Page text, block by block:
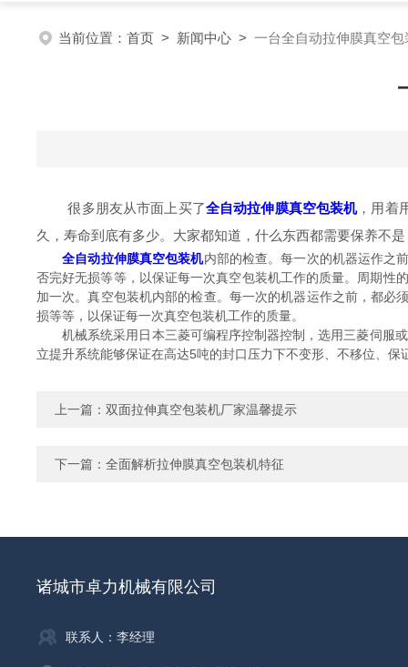
当前位置： 首页 > 新闻中心 > 一台全自动拉伸膜真空
很多朋友从市面上买了全自动拉伸膜真空包装机，用着
久，寿命到底有多少。大家都知道，什么东西都需要保养不
全自动拉伸膜真空包装机内部的检查。每一次的机器运作之
否完好无损等等，以保证每一次真空包装机工作的质量。周期性
加一次。真空包装机内部的检查。每一次的机器运作之前，都
损等等，以保证每一次真空包装机工作的质量。
机械系统采用日本三菱可编程序控制器控制，选用三菱伺服
立提升系统能够保证在高达5吨的封口压力下不变形、不移位、
上一篇： 双面拉伸真空包装机厂家温馨提示
下一篇： 全面解析拉伸膜真空包装机特征
诸城市卓力机械有限公司
联系人：李经理